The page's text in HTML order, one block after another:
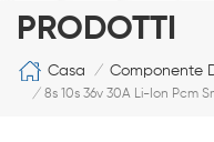
PRODOTTI
Casa / Componente
/ 8s 10s 36v 30A Li-Ion Pcm